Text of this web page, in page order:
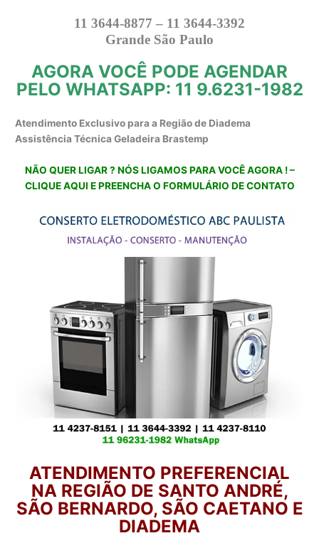
11 3644-8877 – 11 3644-3392
Grande São Paulo
AGORA VOCÊ PODE AGENDAR
PELO WHATSAPP: 11 9.6231-1982
Atendimento Exclusivo para a Região de Diadema
Assistência Técnica Geladeira Brastemp
NÃO QUER LIGAR ? NÓS LIGAMOS PARA VOCÊ AGORA ! –
CLIQUE AQUI E PREENCHA O FORMULÁRIO DE CONTATO
ATENDIMENTO PREFERENCIAL
NA REGIÃO DE SANTO ANDRÉ,
SÃO BERNARDO, SÃO CAETANO E
DIADEMA